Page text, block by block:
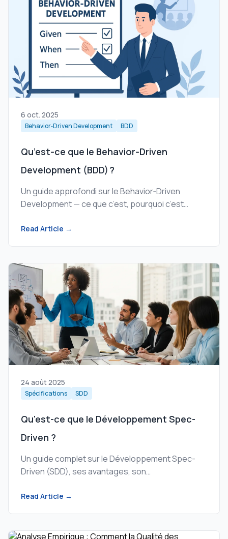
6 oct. 2025
Behavior‑Driven Development BDD
Qu’est‑ce que le Behavior‑Driven
Development (BDD) ?
Un guide approfondi sur le Behavior‑Driven
Development — ce que c’est, pourquoi c’est
l’utiliser.
Read Article →
24 août 2025
Spécifications SDD
Qu'est-ce que le Développement Spec-
Driven ?
Un guide complet sur le Développement Spec-
Driven (SDD), ses avantages, son
l'ingénierie logicielle moderne et l'activation des
Read Article →